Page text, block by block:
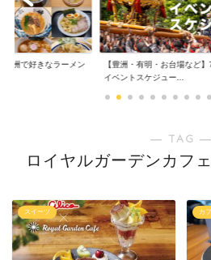
豊洲で好きなラーメン
【豊洲・有明・お台場など
イベントスケジュー...
― TAG ―
ロイヤルガーデンカフ
スイーツ カ